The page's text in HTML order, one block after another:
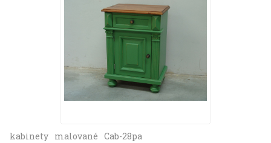
kabinety malované Cab-28pa